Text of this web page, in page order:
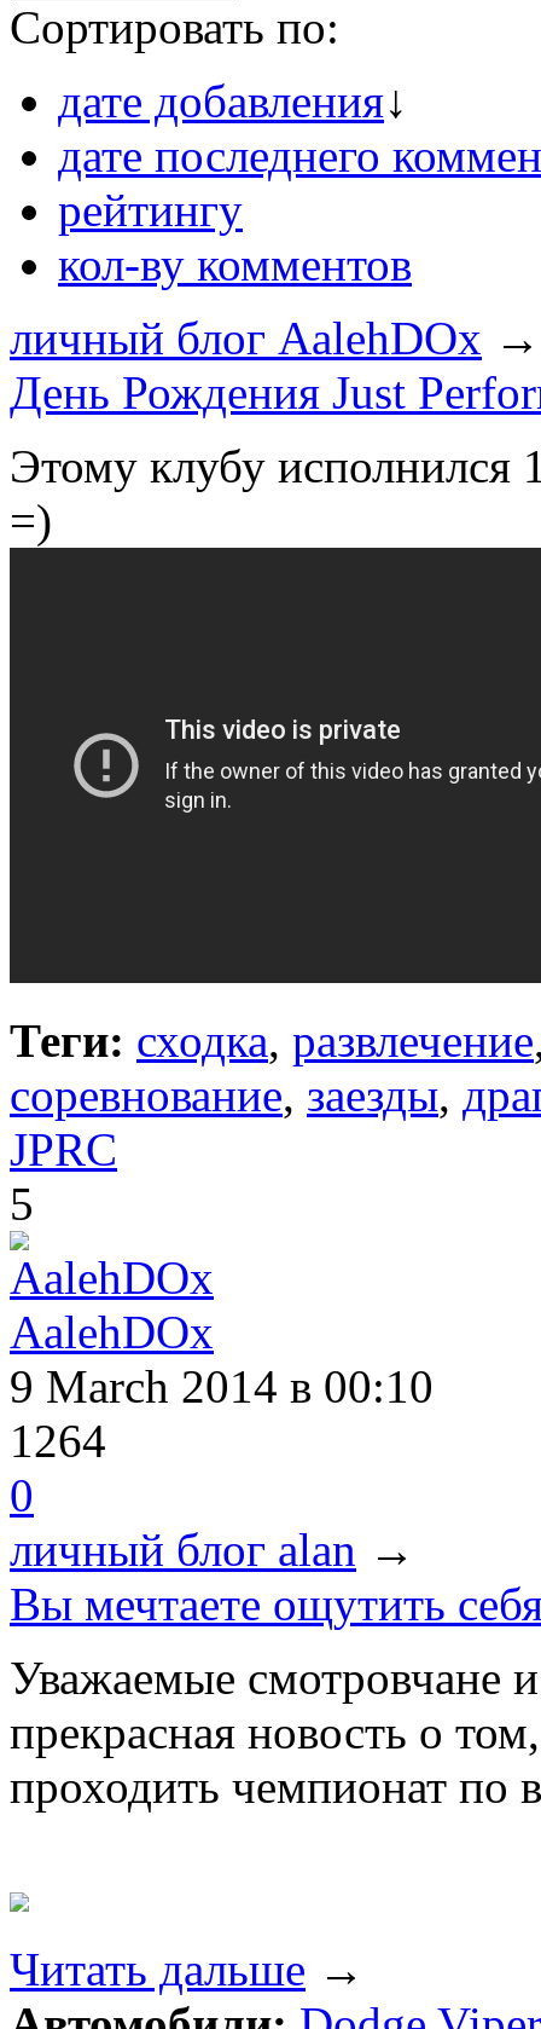
Сортировать по:
дате добавления↓
дате последнего
рейтингу
кол-ву комментов
личный блог AalehDOx →
День Рождения Just
Этому клубу исполнился
=)
Теги: сходка, развлечение
соревнование, заезды,
JPRC
5
AalehDOx
9 March 2014 в 00:10
1264
0
личный блог alan →
Вы мечтаете ощутить
Уважаемые смотровчане
прекрасная новость о
проходить чемпионат по
Читать дальше →